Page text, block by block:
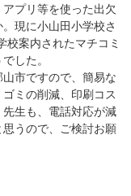
プリ等を使った出欠
現に小山田小学校さ
校案内されたマチコミ
した。
市ですので、簡易な
ミの削減、印刷コス
先生も、電話対応が減
うので、ご検討お願